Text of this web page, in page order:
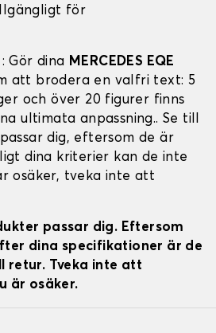
för
: Gör dina MERCEDES EQE
att brodera en valfri text: 5
och över 20 figurer finns
ultimata anpassning.. Se till
dig, eftersom de är
dina kriterier kan de inte
osäker, tveka inte att
passar dig. Eftersom
dina specifikationer är de
retur. Tveka inte att
är osäker.